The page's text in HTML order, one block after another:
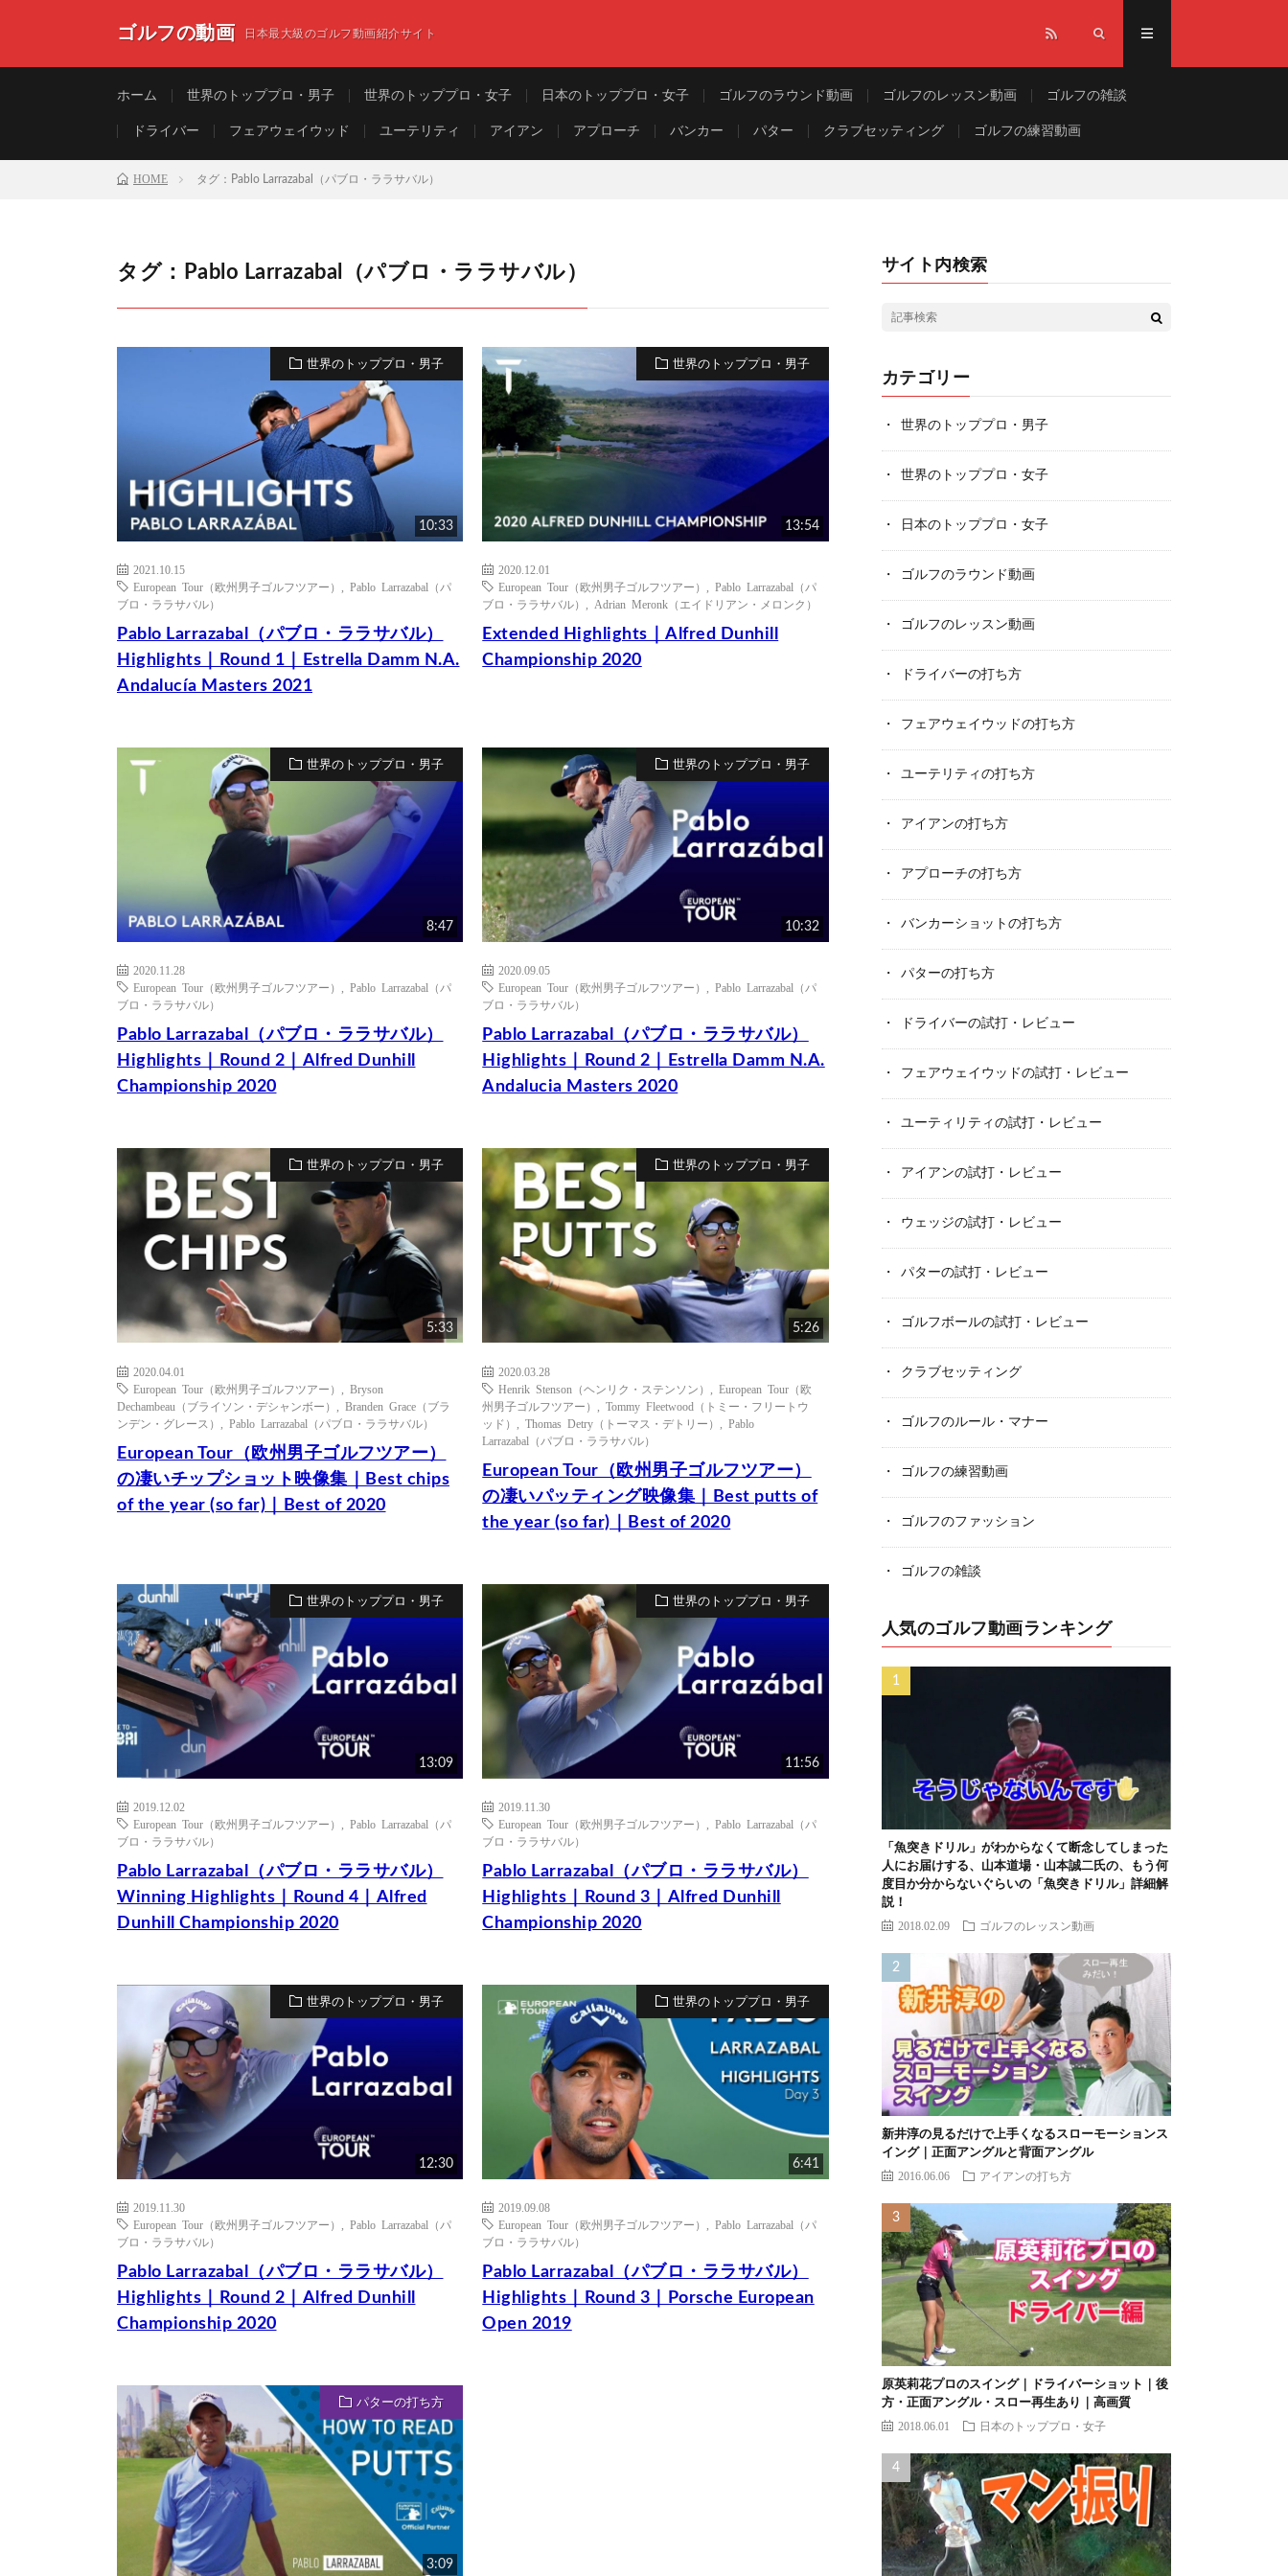
ゴルフの動画 日本最大級のゴルフ動画紹介サイト
ホーム 世界のトッププロ・男子 世界のトッププロ・女子 日本のトッププロ・女子 ゴルフのラウンド動画 ゴルフのレッスン動画 ゴルフの雑談
ドライバー フェアウェイウッド ユーテリティ アイアン アプローチ バンカー パター クラブセッティング ゴルフの練習動画
HOME タグ：Pablo Larrazabal（パブロ・ララサバル）
タグ：Pablo Larrazabal（パブロ・ララサバル）
世界のトッププロ・男子
10:33
2021.10.15
European Tour（欧州男子ゴルフツアー）
Pablo Larrazabal（パ
ブロ・ララサバル）
Pablo Larrazabal（パブロ・ララサバル）
Highlights｜Round 1｜Estrella Damm N.A.
Andalucía Masters 2021
世界のトッププロ・男子
13:54
2020.12.01
European Tour（欧州男子ゴルフツアー）
,Pablo Larrazabal（パ
ブロ・ララサバル）
Adrian Meronk（エイドリアン・メロンク）
Extended Highlights｜Alfred Dunhill
Championship 2020
世界のトッププロ・男子
8:47
2020.11.28
European Tour（欧州男子ゴルフツアー）
Pablo Larrazabal（パ
ブロ・ララサバル）
Pablo Larrazabal（パブロ・ララサバル）
Highlights｜Round 2｜Alfred Dunhill
Championship 2020
世界のトッププロ・男子
10:32
2020.09.05
European Tour（欧州男子ゴルフツアー）
,Pablo Larrazabal（パ
ブロ・ララサバル）
Pablo Larrazabal（パブロ・ララサバル）
Highlights｜Round 2｜Estrella Damm N.A.
Andalucia Masters 2020
世界のトッププロ・男子
5:33
2020.04.01
European Tour（欧州男子ゴルフツアー）
Bryson
Dechambeau（ブライソン・デシャンボー）
Branden Grace（ブラ
ンデン・グレース）
Pablo Larrazabal（パブロ・ララサバル）
European Tour（欧州男子ゴルフツアー）
の凄いチップショット映像集｜Best chips
of the year (so far)｜Best of 2020
世界のトッププロ・男子
5:26
2020.03.28
Henrik Stenson（ヘンリク・ステンソン）
,European Tour（欧
州男子ゴルフツアー）
,Tommy Fleetwood（トミー・フリートウ
ッド）
,Thomas Detry（トーマス・デトリー） ,Pablo
Larrazabal（パブロ・ララサバル）
European Tour（欧州男子ゴルフツアー）
の凄いパッティング映像集｜Best putts of
the year (so far)｜Best of 2020
世界のトッププロ・男子
13:09
2019.12.02
European Tour（欧州男子ゴルフツアー）
Pablo Larrazabal（パ
ブロ・ララサバル）
Pablo Larrazabal（パブロ・ララサバル）
Winning Highlights｜Round 4｜Alfred
Dunhill Championship 2020
世界のトッププロ・男子
11:56
2019.11.30
European Tour（欧州男子ゴルフツアー）
,Pablo Larrazabal（パ
ブロ・ララサバル）
Pablo Larrazabal（パブロ・ララサバル）
Highlights｜Round 3｜Alfred Dunhill
Championship 2020
世界のトッププロ・男子
12:30
2019.11.30
European Tour（欧州男子ゴルフツアー）
Pablo Larrazabal（パ
ブロ・ララサバル）
Pablo Larrazabal（パブロ・ララサバル）
Highlights｜Round 2｜Alfred Dunhill
Championship 2020
世界のトッププロ・男子
6:41
2019.09.08
European Tour（欧州男子ゴルフツアー）
,Pablo Larrazabal（パ
ブロ・ララサバル）
Pablo Larrazabal（パブロ・ララサバル）
Highlights｜Round 3｜Porsche European
Open 2019
パターの打ち方
3:09
サイト内検索
カテゴリー
世界のトッププロ・男子
世界のトッププロ・女子
日本のトッププロ・女子
ゴルフのラウンド動画
ゴルフのレッスン動画
ドライバーの打ち方
フェアウェイウッドの打ち方
ユーテリティの打ち方
アイアンの打ち方
アプローチの打ち方
バンカーショットの打ち方
パターの打ち方
ドライバーの試打・レビュー
フェアウェイウッドの試打・レビュー
ユーティリティの試打・レビュー
アイアンの試打・レビュー
ウェッジの試打・レビュー
パターの試打・レビュー
ゴルフボールの試打・レビュー
クラブセッティング
ゴルフのルール・マナー
ゴルフの練習動画
ゴルフのファッション
ゴルフの雑談
人気のゴルフ動画ランキング
「魚突きドリル」がわからなくて断念してしまった
人にお届けする、山本道場・山本誠二氏の、もう何
度目か分からないぐらいの「魚突きドリル」詳細解
説！
2018.02.09 ゴルフのレッスン動画
新井淳の見るだけで上手くなるスローモーションス
イング｜正面アングルと背面アングル
2016.06.06 アイアンの打ち方
原英莉花プロのスイング｜ドライバーショット｜後
方・正面アングル・スロー再生あり｜高画質
2018.06.01 日本のトッププロ・女子